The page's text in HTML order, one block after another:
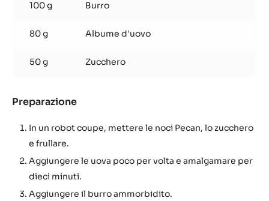
100 g Burro
80 g Albume d'uovo
50 g Zucchero
Preparazione
alle
In un robot coupe, mettere le noci Pecan, lo zucchero
e frullare.
Aggiungere le uova poco per volta e amalgamare per
dieci minuti.
Aggiungere il burro ammorbidito.